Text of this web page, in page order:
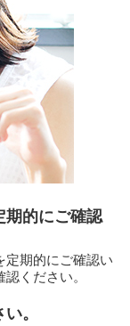
社WEBサービ
部のメール本
当社にご登録
音声案内サー
（ショートメ
します。
絡をするサー
ービス
き
も 全額補償
象外となりま
用や、関係
日以前の利用
する、生年月
い番号にして
)が入ったカー
期的にご確認
定期的にご確認い
ください。
。